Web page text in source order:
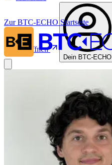
In App öffnen
Dein BTC-ECHO
Zur BTC-ECHO Startseite